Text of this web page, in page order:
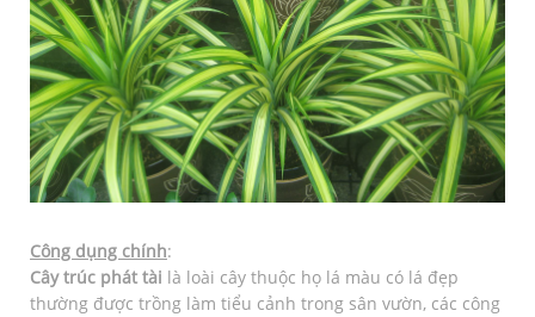
Công dụng chính:
Cây trúc phát tài là loài cây thuộc họ lá màu có lá đẹp
thường được trồng làm tiểu cảnh trong sân vườn, các công